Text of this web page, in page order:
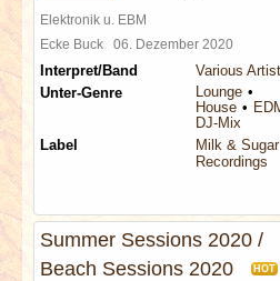
Elektronik u. EBM
Ecke Buck 06. Dezember 2020
Interpret/Band
Various
Unter-Genre
Lounge
House
DJ-Mix
Label
Milk & Sugar
Recordings
Summer Sessions 2020 /
Beach Sessions 2020
HOT